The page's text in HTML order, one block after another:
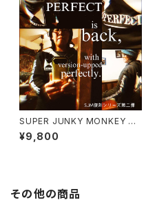
SUPER JUNKY MONKEY PE
RFECT-Hoodie 復刻版(repri
nt) Zip-up version
¥9,800
その他の商品